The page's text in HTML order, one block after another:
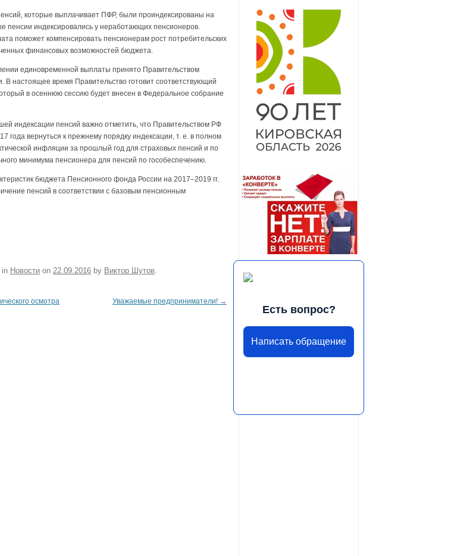
которые выплачивает ПФР, были проиндексированы на
пенсии индексировались у неработающих пенсионеров.
поможет компенсировать пенсионерам рост потребительских
финансовых возможностей бюджета.
единовременной выплаты принято Правительством
В настоящее время Правительство готовит соответствующий
в осеннюю сессию будет внесен в Федеральное собрание
индексации пенсий важно отметить, что Правительством РФ
года вернуться к прежнему порядку индексации, т. е. в полном
инфляции за прошлый год для страховых пенсий и по
минимума пенсионера для пенсий по гособеспечению.
бюджета Пенсионного фонда России на 2017–2019 гг.
пенсий в соответствии с базовым пенсионным
in Новости on 22.09.2016 by Виктор Шутов
осмотра
Уважаемые предприниматели! →
Есть вопрос?
Написать обращение